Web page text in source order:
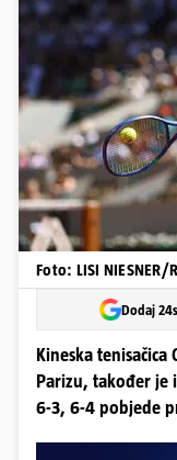
Foto: LISI NIESNER/
Dodaj
Kineska
Parizu, također
6-3, 6-4 pobjede